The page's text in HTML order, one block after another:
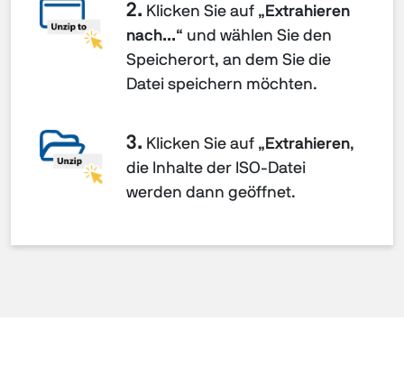
2. Klicken Sie auf „ Extrahieren
nach...“ und wählen Sie den
Speicherort, an dem Sie die
Datei speichern möchten.
3. Klicken Sie auf „ Extrahieren,
die Inhalte der ISO-Datei
werden dann geöffnet.